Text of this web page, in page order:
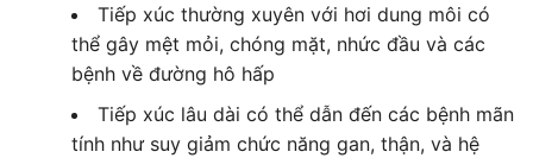
Tiếp xúc thường xuyên với hơi dung môi có
thể gây mệt mỏi, chóng mặt, nhức đầu và các
bệnh về đường hô hấp
Tiếp xúc lâu dài có thể dẫn đến các bệnh mãn
tính như suy giảm chức năng gan, thận, và hệ